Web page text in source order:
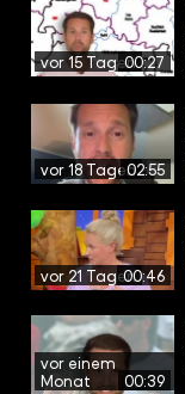
vor 15 Tagen00:27
vor 18 Tagen02:55
vor 21 Tagen00:46
vor einem
Monat
00:39